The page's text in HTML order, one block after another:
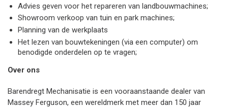
Advies geven voor het repareren van landbouwmachines;
Showroom verkoop van tuin en park machines;
Planning van de werkplaats
Het lezen van bouwtekeningen (via een computer) om
benodigde onderdelen op te vragen;
Over ons
Barendregt Mechanisatie is een vooraanstaande dealer van
Massey Ferguson, een wereldmerk met meer dan 150 jaar